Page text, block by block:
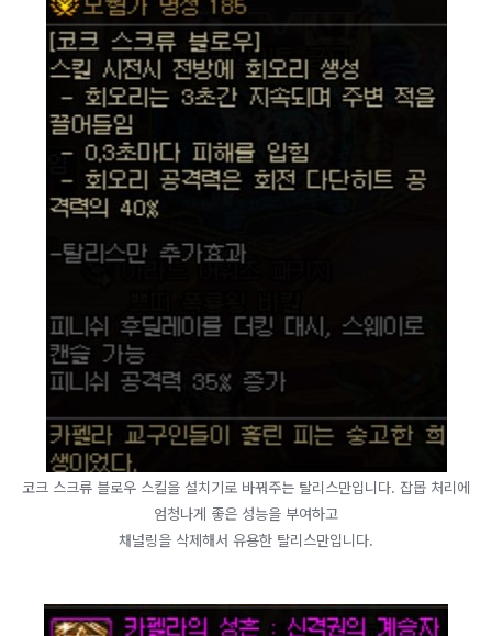
​코크 스크류 블로우 스킬을 설치기로 바꿔주는 탈리스만입니다. 잡몹 처리에
엄청나게 좋은 성능을 부여하고
채널링을 삭제해서 유용한 탈리스만입니다.